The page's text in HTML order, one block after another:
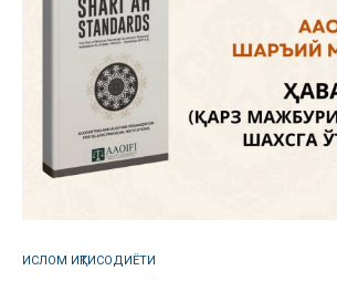
ИСЛОМ ИҚТИСОДИЁТИ